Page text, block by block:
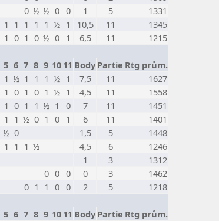
0 ½ ½ 0 0 1 5
1331
1 1 1 1 1 ½ 1 10,5 11
1345
1 0 1 0 ½ 0 1 6,5 11
1215
5 6 7 8 9 10 11 Body Partie Rtg prům.
1 ½ 1 1 1 ½ 1 7,5 11
1627
1 0 1 0 1 ½ 1 4,5 11
1558
1 0 1 1 ½ 1 0 7 11
1451
1 1 ½ 0 1 0 1 6 11
1401
½ 0 1,5 5
1448
1 1 1 ½ 4,5 6
1246
1 3
1312
0 0 0 0 3
1462
0 1 1 0 0 2 5
1218
5 6 7 8 9 10 11 Body Partie Rtg prům.